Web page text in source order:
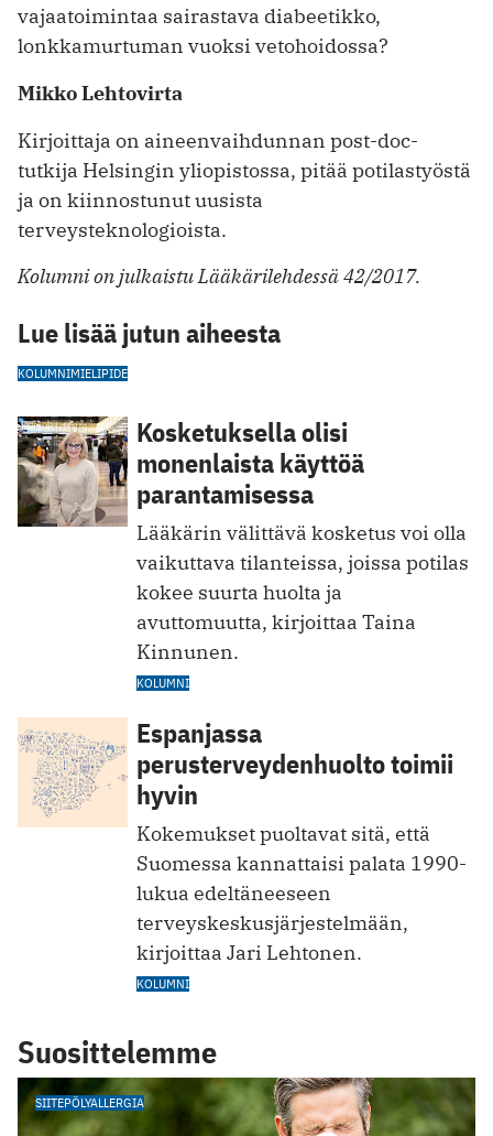
vajaatoimintaa sairastava diabeetikko,
lonkkamurtuman vuoksi vetohoidossa?
Mikko Lehtovirta
Kirjoittaja on aineenvaihdunnan post-doc-
tutkija Helsingin yliopistossa, pitää potilastyöstä
ja on kiinnostunut uusista
terveysteknologioista.
Kolumni on julkaistu Lääkärilehdessä 42/2017.
Lue lisää jutun aiheesta
KOLUMNIMIELIPIDE
Kosketuksella olisi
monenlaista käyttöä
parantamisessa
Lääkärin välittävä kosketus voi olla
vaikuttava tilanteissa, joissa potilas
kokee suurta huolta ja
avuttomuutta, kirjoittaa Taina
Kinnunen.
KOLUMNI
Espanjassa
perusterveydenhuolto toimii
hyvin
Kokemukset puoltavat sitä, että
Suomessa kannattaisi palata 1990-
lukua edeltäneeseen
terveyskeskusjärjestelmään,
kirjoittaa Jari Lehtonen.
KOLUMNI
Suosittelemme
SIITEPÖLYALLERGIA